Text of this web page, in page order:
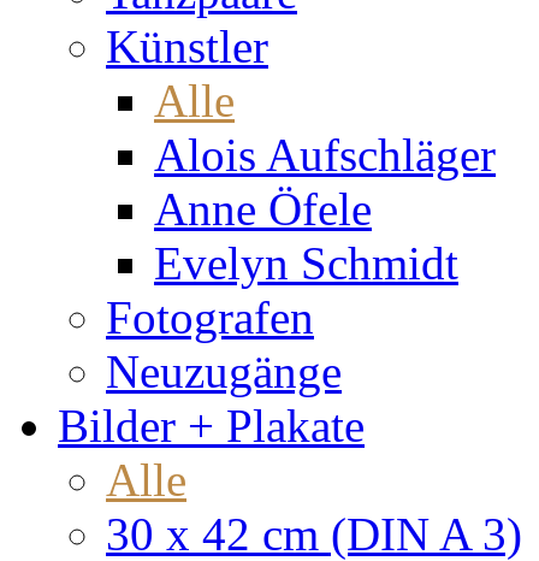
Künstler
Alle
Alois Aufschläger
Anne Öfele
Evelyn Schmidt
Fotografen
Neuzugänge
Bilder + Plakate
Alle
30 x 42 cm (DIN A 3)